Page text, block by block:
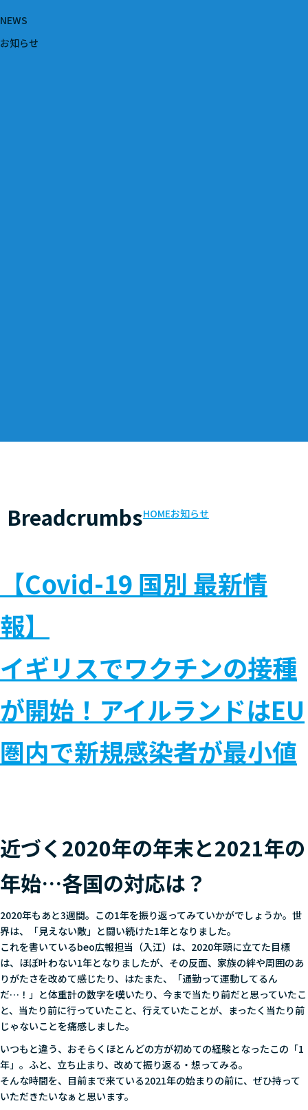
NEWS
お知らせ
BreadcrumbsHOMEお知らせ
【Covid-19 国別 最新情
報】
イギリスでワクチンの接種
が開始！アイルランドはEU
圏内で新規感染者が最小値
近づく2020年の年末と2021年の
年始…各国の対応は？
2020年もあと3週間。この1年を振り返ってみていかがでしょうか。世
界は、「見えない敵」と闘い続けた1年となりました。
これを書いているbeo広報担当（入江）は、2020年頭に立てた目標
は、ほぼ叶わない1年となりましたが、その反面、家族の絆や周囲のあ
りがたさを改めて感じたり、はたまた、「通勤って運動してるん
だ…！」と体重計の数字を嘆いたり、今まで当たり前だと思っていたこ
と、当たり前に行っていたこと、行えていたことが、まったく当たり前
じゃないことを痛感しました。
いつもと違う、おそらくほとんどの方が初めての経験となったこの「1
年」。ふと、立ち止まり、改めて振り返る・想ってみる。
そんな時間を、目前まで来ている2021年の始まりの前に、ぜひ持って
いただきたいなぁと思います。